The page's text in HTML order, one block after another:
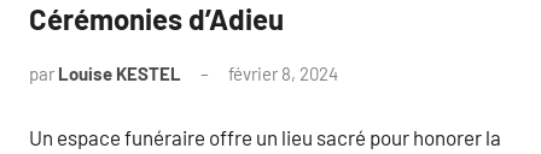
Cérémonies d’Adieu
par Louise KESTEL février 8, 2024
Un espace funéraire offre un lieu sacré pour honorer la